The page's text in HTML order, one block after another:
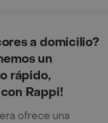
a domicilio?
un
rápido,
Rappi!
ofrece una